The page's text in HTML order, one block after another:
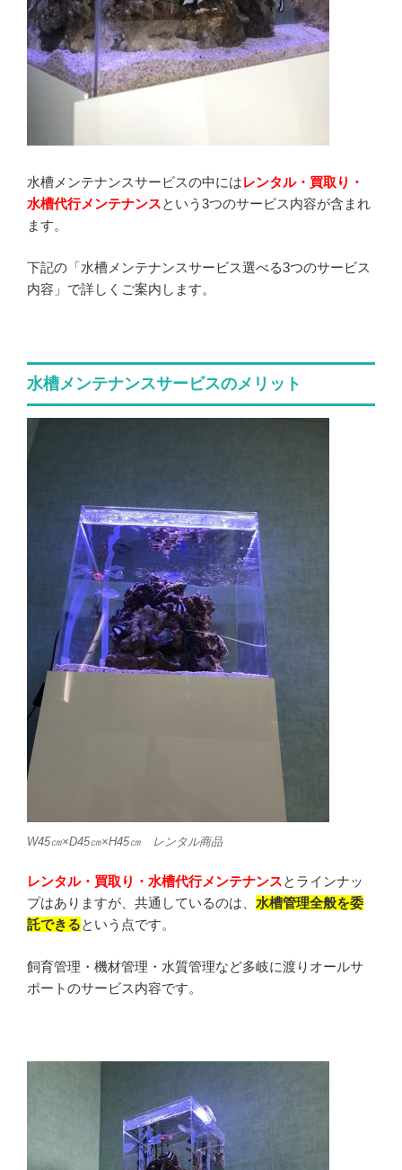
水槽メンテナンスサービスの中にはレンタル・買取り・
水槽代行メンテナンスという3つのサービス内容が含まれ
ます。
下記の「水槽メンテナンスサービス選べる3つのサービス
内容」で詳しくご案内します。
水槽メンテナンスサービスのメリット
W45㎝×D45㎝×H45㎝ レンタル商品
レンタル・買取り・水槽代行メンテナンスとラインナッ
プはありますが、共通しているのは、 水槽管理全般を委
託できるという点です。
飼育管理・機材管理・水質管理など多岐に渡りオールサ
ポートのサービス内容です。